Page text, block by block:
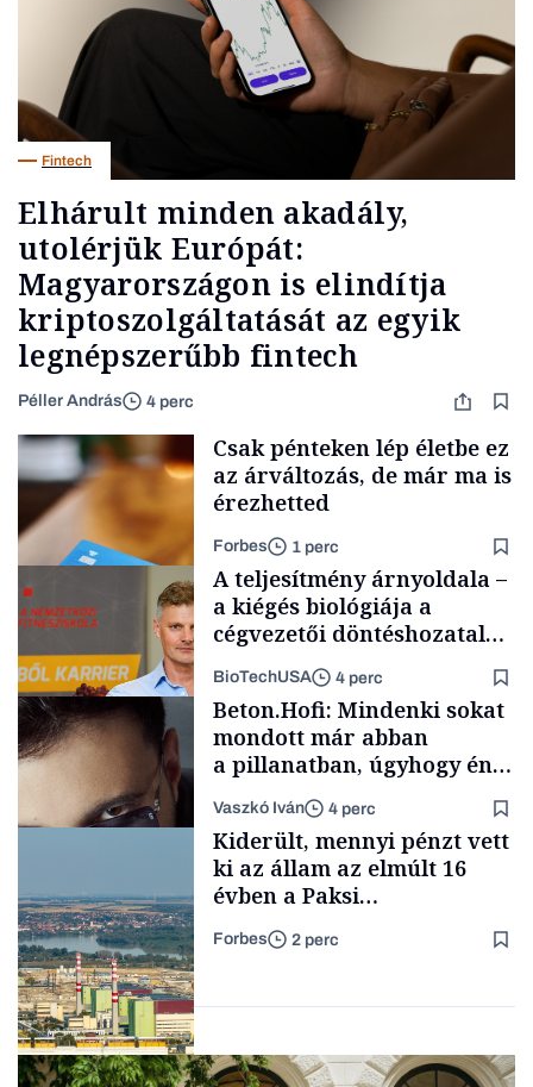
Fintech
Elhárult minden akadály,
utolérjük Európát:
Magyarországon is elindítja
kriptoszolgáltatását az egyik
legnépszerűbb fintech
Péller András 4 perc
Autó
Csak pénteken lép életbe ez
az árváltozás, de már ma is
érezhetted
Forbes 1 perc
Content Lab HUB
A teljesítmény árnyoldala –
a kiégés biológiája a
cégvezetői döntéshozatal
BioTechUSA 4 perc
Forbes-sztori
Beton.Hofi: Mindenki sokat
mondott már abban
a pillanatban, úgyhogy én
a legsarkosabb
gondolataimat akartam
kimondani
Vaszkó Iván 4 perc
Kiderült, mennyi pénzt vett
ki az állam az elmúlt 16
évben a Paksi
Atomerőműből
Forbes 2 perc